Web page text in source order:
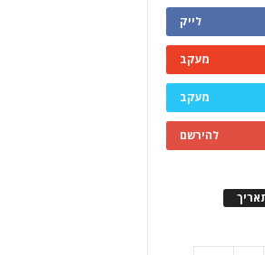
לייק
מעקב
מעקב
להירשם